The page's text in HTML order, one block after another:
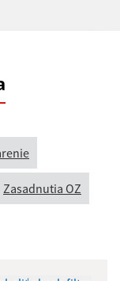
Zasadnutia OZ